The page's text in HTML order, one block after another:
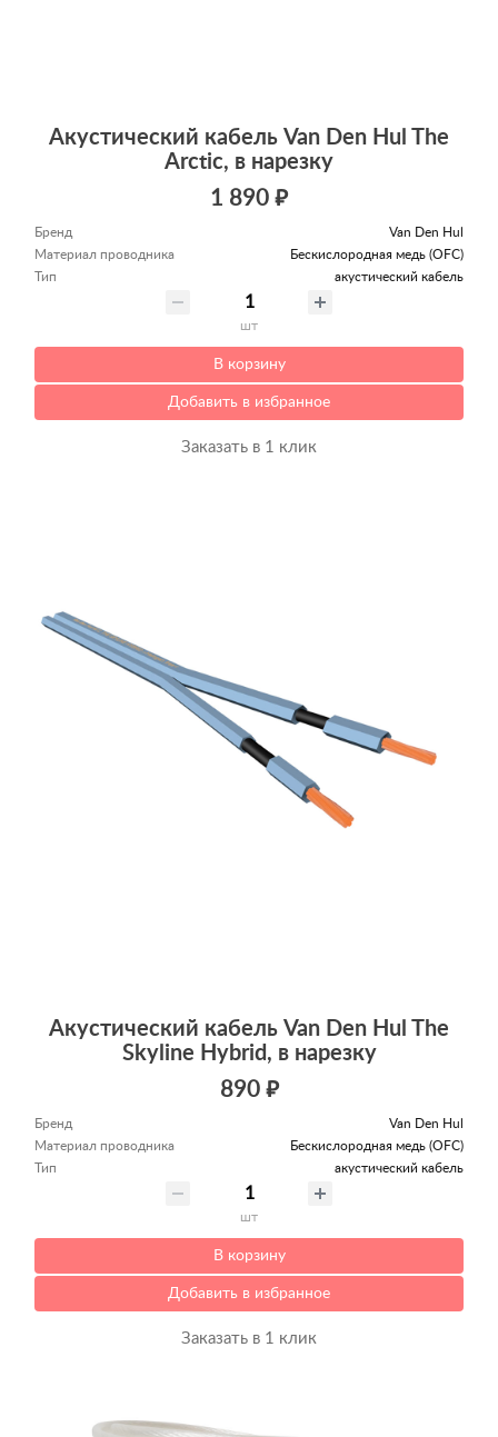
Акустический кабель Van Den Hul The
Arctic, в нарезку
1 890 ₽
Бренд
Van Den Hul
Материал проводника
Беcкислородная медь (OFC)
Тип
акустический кабель
шт
В корзину
Добавить в избранное
Заказать в 1 клик
Акустический кабель Van Den Hul The
Skyline Hybrid, в нарезку
890 ₽
Бренд
Van Den Hul
Материал проводника
Беcкислородная медь (OFC)
Тип
акустический кабель
шт
В корзину
Добавить в избранное
Заказать в 1 клик